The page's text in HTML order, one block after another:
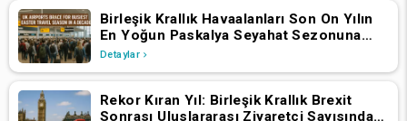
Birleşik Krallık Havaalanları Son On Yılın
En Yoğun Paskalya Seyahat Sezonuna
Hazırlanıyor
Detaylar
Rekor Kıran Yıl: Birleşik Krallık Brexit
Sonrası Uluslararası Ziyaretçi Sayısında